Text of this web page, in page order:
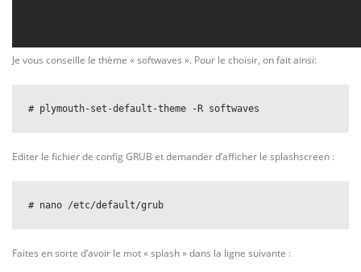
Je vous conseille le thème « softwaves ». Pour le choisir, on fait ainsi:
# plymouth-set-default-theme -R softwaves
Editer le fichier de config GRUB et demander d’afficher le splashscreen :
# nano /etc/default/grub
Faites en sorte d’avoir le mot « splash » dans la ligne suivante :